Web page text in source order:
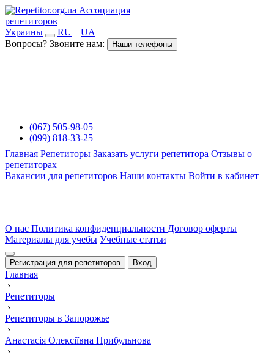
Ассоциация
репетиторов
Украины
RU | UA
Вопросы? Звоните нам:
Наши телефоны
(067) 505-98-05
(099) 818-33-25
Главная Репетиторы Заказать услуги репетитора Отзывы о
репетиторах
Вакансии для репетиторов Наши контакты Войти в кабинет
О нас Политика конфиденциальности Договор оферты
Материалы для учебы Учебные статьи
Регистрация для репетиторов Вход
Главная
›
Репетиторы
›
Репетиторы в Запорожье
›
Анастасія Олексіївна Прибульнова
›